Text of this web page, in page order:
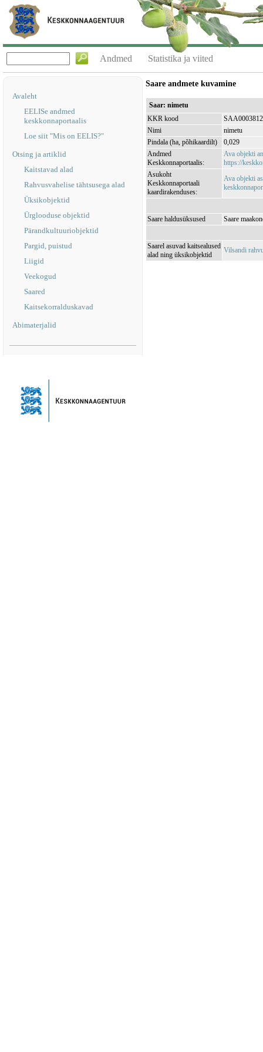
Andmed Statistika ja viited
Avaleht
EELISe andmed
keskkonnaportaalis
Loe siit "Mis on EELIS?"
Otsing ja artiklid
Kaitstavad alad
Rahvusvahelise tähtsusega alad
Üksikobjektid
Ürglooduse objektid
Pärandkultuuriobjektid
Pargid, puistud
Liigid
Veekogud
Saared
Kaitsekorralduskavad
Abimaterjalid
Saare andmete kuvamine
Saar: nimetu
KKR kood
SAA0003812
Nimi
nimetu
Pindala (ha, põhikaardilt)
0,029
Andmed
Keskkonnaportaalis:
Ava objekti
https://
Asukoht
Keskkonnaportaali
kaardirakenduses:
Ava objekti
Saare haldusüksused Saare
Saarel asuvad kaitsealused
alad ning üksikobjektid
Vilsandi